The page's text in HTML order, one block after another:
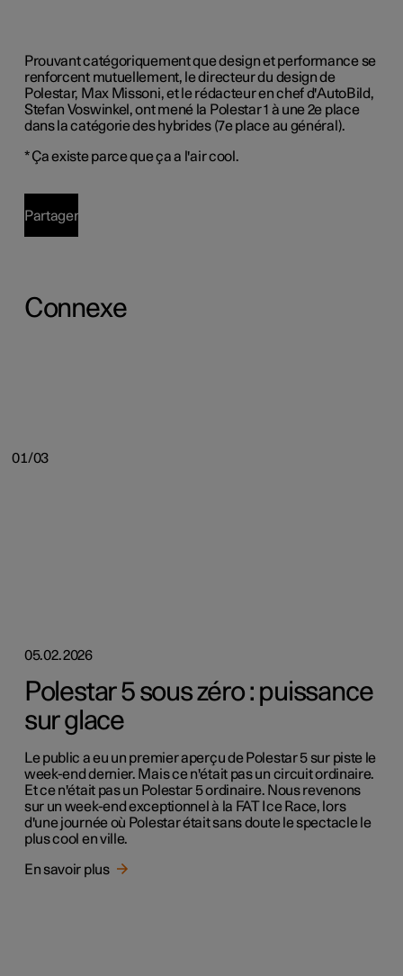
01/03
Prouvant catégoriquement que design et performance se
renforcent mutuellement, le directeur du design de
Polestar, Max Missoni, et le rédacteur en chef d'AutoBild,
Stefan Voswinkel, ont mené la Polestar 1 à une 2e place
dans la catégorie des hybrides (7e place au général).
* Ça existe parce que ça a l'air cool.
Partager
Connexe
05.02.2026
Polestar 5 sous zéro : puissance
sur glace
Le public a eu un premier aperçu de Polestar 5 sur piste le
week-end dernier. Mais ce n'était pas un circuit ordinaire.
Et ce n'était pas un Polestar 5 ordinaire. Nous revenons
sur un week-end exceptionnel à la FAT Ice Race, lors
d'une journée où Polestar était sans doute le spectacle le
plus cool en ville.
En savoir plus